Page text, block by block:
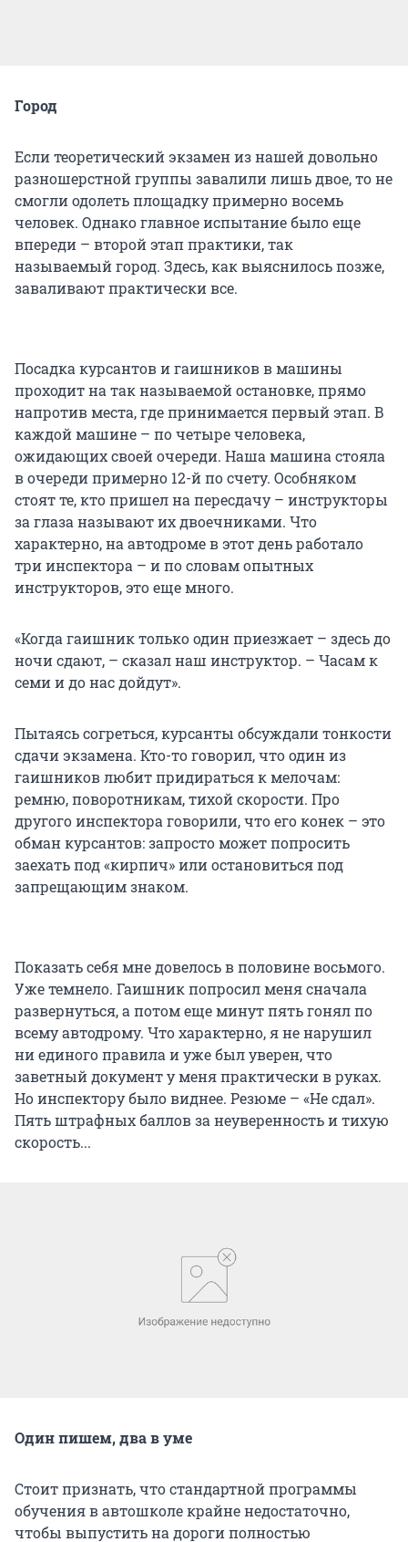
Город
Если теоретический экзамен из нашей довольно
разношерстной группы завалили лишь двое, то не
смогли одолеть площадку примерно восемь
человек. Однако главное испытание было еще
впереди – второй этап практики, так
называемый город. Здесь, как выяснилось позже,
заваливают практически все.
Посадка курсантов и гаишников в машины
проходит на так называемой остановке, прямо
напротив места, где принимается первый этап. В
каждой машине – по четыре человека,
ожидающих своей очереди. Наша машина стояла
в очереди примерно 12-й по счету. Особняком
стоят те, кто пришел на пересдачу – инструкторы
за глаза называют их двоечниками. Что
характерно, на автодроме в этот день работало
три инспектора – и по словам опытных
инструкторов, это еще много.
«Когда гаишник только один приезжает – здесь до
ночи сдают, – сказал наш инструктор. – Часам к
семи и до нас дойдут».
Пытаясь согреться, курсанты обсуждали тонкости
сдачи экзамена. Кто-то говорил, что один из
гаишников любит придираться к мелочам:
ремню, поворотникам, тихой скорости. Про
другого инспектора говорили, что его конек – это
обман курсантов: запросто может попросить
заехать под «кирпич» или остановиться под
запрещающим знаком.
Показать себя мне довелось в половине восьмого.
Уже темнело. Гаишник попросил меня сначала
развернуться, а потом еще минут пять гонял по
всему автодрому. Что характерно, я не нарушил
ни единого правила и уже был уверен, что
заветный документ у меня практически в руках.
Но инспектору было виднее. Резюме – «Не сдал».
Пять штрафных баллов за неуверенность и тихую
скорость...
Один пишем, два в уме
Стоит признать, что стандартной программы
обучения в автошколе крайне недостаточно,
чтобы выпустить на дороги полностью